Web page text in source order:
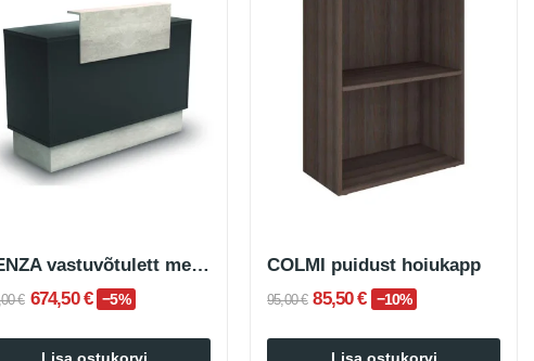
LIENZA vastuvõtulett messil
€ 674,50 € −5%
Lisa ostukorvi
COLMI puidust hoiukapp
95,00 € 85,50 € −10%
Lisa ostukorvi